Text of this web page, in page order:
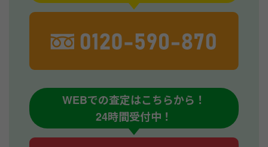
WEBでの査定はこちらから！
24時間受付中！